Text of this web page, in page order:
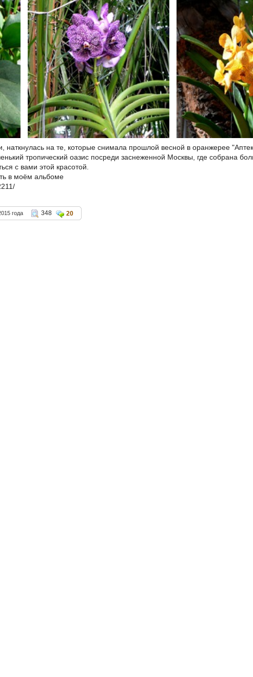
наткнулась на те, которые снимала прошлой весной в оранжерее
тропический оазис посреди заснеженной Москвы, где собрана
с вами этой красотой.
в моём альбоме
года 348 20